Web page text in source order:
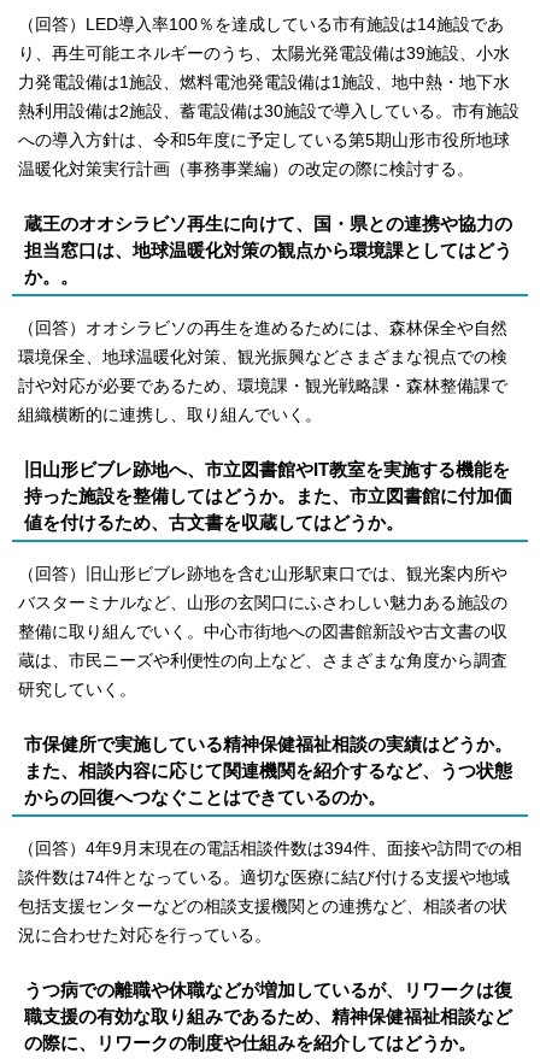
（回答）LED導入率100％を達成している市有施設は14施設であ
り、再生可能エネルギーのうち、太陽光発電設備は39施設、小水
力発電設備は1施設、燃料電池発電設備は1施設、地中熱・地下水
熱利用設備は2施設、蓄電設備は30施設で導入している。市有施設
への導入方針は、令和5年度に予定している第5期山形市役所地球
温暖化対策実行計画（事務事業編）の改定の際に検討する。
蔵王のオオシラビソ再生に向けて、国・県との連携や協力の
担当窓口は、地球温暖化対策の観点から環境課としてはどう
か。。
（回答）オオシラビソの再生を進めるためには、森林保全や自然
環境保全、地球温暖化対策、観光振興などさまざまな視点での検
討や対応が必要であるため、環境課・観光戦略課・森林整備課で
組織横断的に連携し、取り組んでいく。
旧山形ビブレ跡地へ、市立図書館やIT教室を実施する機能を
持った施設を整備してはどうか。また、市立図書館に付加価
値を付けるため、古文書を収蔵してはどうか。
（回答）旧山形ビブレ跡地を含む山形駅東口では、観光案内所や
バスターミナルなど、山形の玄関口にふさわしい魅力ある施設の
整備に取り組んでいく。中心市街地への図書館新設や古文書の収
蔵は、市民ニーズや利便性の向上など、さまざまな角度から調査
研究していく。
市保健所で実施している精神保健福祉相談の実績はどうか。
また、相談内容に応じて関連機関を紹介するなど、うつ状態
からの回復へつなぐことはできているのか。
（回答）4年9月末現在の電話相談件数は394件、面接や訪問での相
談件数は74件となっている。適切な医療に結び付ける支援や地域
包括支援センターなどの相談支援機関との連携など、相談者の状
況に合わせた対応を行っている。
うつ病での離職や休職などが増加しているが、リワークは復
職支援の有効な取り組みであるため、精神保健福祉相談など
の際に、リワークの制度や仕組みを紹介してはどうか。